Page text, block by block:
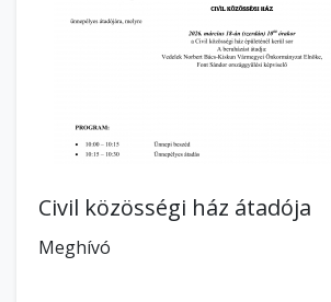
Civil közösségi ház átadója
Meghívó